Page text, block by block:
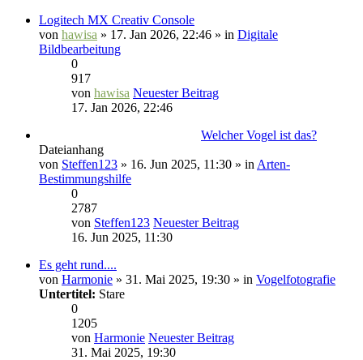
Logitech MX Creativ Console
von hawisa » 17. Jan 2026, 22:46 » in Digitale
Bildbearbeitung
0
917
von hawisa Neuester Beitrag
17. Jan 2026, 22:46
Welcher Vogel ist das?
Dateianhang
von Steffen123 » 16. Jun 2025, 11:30 » in Arten-
Bestimmungshilfe
0
2787
von Steffen123 Neuester Beitrag
16. Jun 2025, 11:30
Es geht rund....
von Harmonie » 31. Mai 2025, 19:30 » in Vogelfotografie
Untertitel: Stare
0
1205
von Harmonie Neuester Beitrag
31. Mai 2025, 19:30